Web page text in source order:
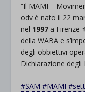
“Il MAMI –
odv è nato il 22
nel 1997 a Firenze
della WABA e
degli obbiettivi
Dichiarazione degli
#SAM #MAMI #